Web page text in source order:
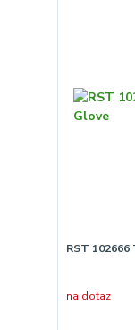
RST 102666
na dotaz